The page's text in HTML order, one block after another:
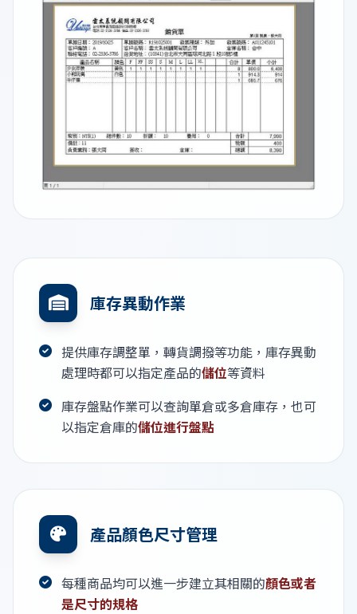
庫存異動作業
提供庫存調整單，轉貨調撥等功能，庫存異動
處理時都可以指定產品的儲位等資料
庫存盤點作業可以查詢單倉或多倉庫存，也可
以指定倉庫的儲位進行盤點
產品顏色尺寸管理
每種商品均可以進一步建立其相關的顏色或者
是尺寸的規格